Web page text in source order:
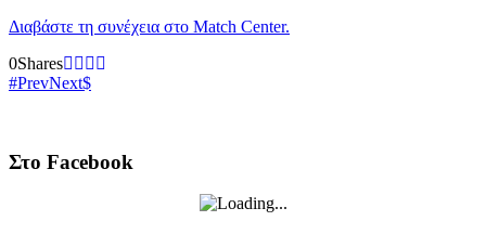
Διαβάστε τη συνέχεια στο Match Center.
0Shares
PrevNext
Στο Facebook